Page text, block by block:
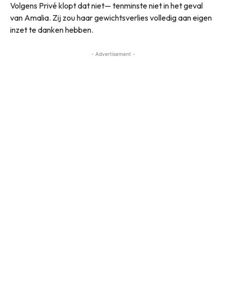
Volgens Privé klopt dat niet— tenminste niet in het geval
van Amalia. Zij zou haar gewichtsverlies volledig aan eigen
inzet te danken hebben.
- Advertisement -